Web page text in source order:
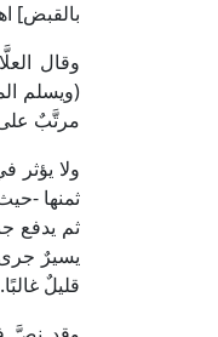
بالقبض]
(ويسلم
مرتَّبٌ على
ولا يؤثر
ثمنها -
ثم يدفع
يسيرٌ
قليلٌ غالبًا.